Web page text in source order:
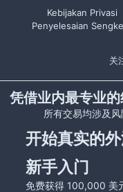
Kebijakan Privasi
Penyelesaian
关
凭借业内最专业
所有交易均涉及风
开始真实的
新手入门
免费获得 100,000 美